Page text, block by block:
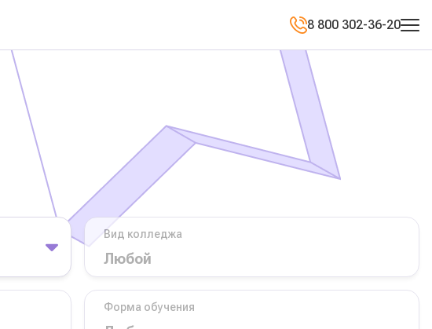
8 800 302-36-20
Вид колледжа
Форма обучения